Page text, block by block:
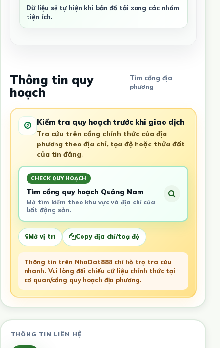
Dữ liệu sẽ tự hiện khi bản đồ tải xong các nhóm
tiện ích.
Thông tin quy
hoạch
Tìm cổng địa
phương
Kiểm tra quy hoạch trước khi giao dịch
Tra cứu trên cổng chính thức của địa
phương theo địa chỉ, tọa độ hoặc thửa đất
của tin đăng.
CHECK QUY HOẠCH
Tìm cổng quy hoạch Quảng Nam
Mở tìm kiếm theo khu vực và địa chỉ của
bất động sản.
Mở vị trí Copy địa chỉ/toạ độ
Thông tin trên NhaDat888 chỉ hỗ trợ tra cứu
nhanh. Vui lòng đối chiếu dữ liệu chính thức tại
cơ quan/cổng quy hoạch địa phương.
THÔNG TIN LIÊN HỆ